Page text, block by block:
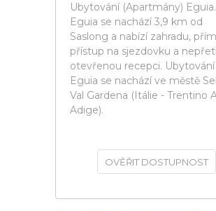
Ubytování (Apartmány) Eguia.
Eguia se nachází 3,9 km od
Saslong a nabízí zahradu,
přístup na sjezdovku a
otevřenou recepci. Ubytování
Eguia se nachází ve městě
Val Gardena (Itálie - Trentino
Adige).
OVĚŘIT DOSTUPNOST